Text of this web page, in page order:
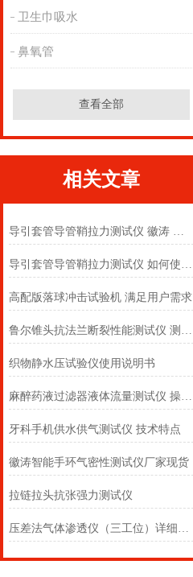
卫生巾吸水
鼻氧管
查看全部
相关文章
导引套管导管鞘拉力测试仪 徽涛 操作指导
导引套管导管鞘拉力测试仪 如何使用？价廉物美，上海徽涛！
高配版落球冲击试验机 满足用户需求
鲁尔锥头抗法兰断裂性能测试仪 测试用途
织物静水压试验仪使用说明书
麻醉药液过滤器液体流量测试仪 操作简单易学 上海徽涛
牙科手机供水供气测试仪 技术特点
徽涛智能手环气密性测试仪厂家现货
拉链拉头抗张强力测试仪
压差法气体渗透仪（三工位）详细参数 上海徽涛